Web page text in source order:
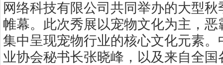
网络科技有限公司共同举办的大型
帷幕。此次秀展以宠物文化为主，
集中呈现宠物行业的核心文化元素
业协会秘书长张晓峰，以及来自全